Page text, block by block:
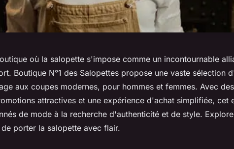
où la salopette s'impose comme un incontournable
Boutique N°1 des Salopettes propose une vaste sélection
aux coupes modernes, pour hommes et femmes. Avec
attractives et une expérience d'achat simplifiée, cet
de mode à la recherche d'authenticité et de style.
porter la salopette avec flair.